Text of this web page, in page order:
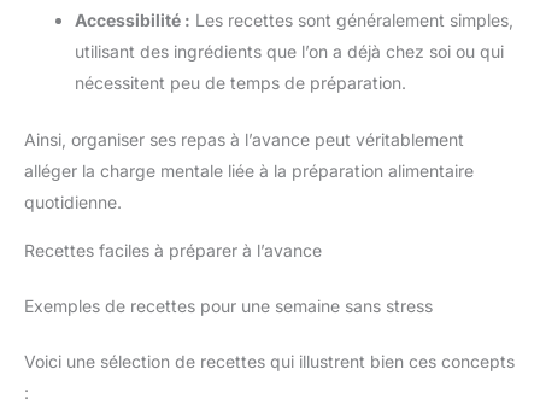
Accessibilité : Les recettes sont généralement simples,
utilisant des ingrédients que l’on a déjà chez soi ou qui
nécessitent peu de temps de préparation.
Ainsi, organiser ses repas à l’avance peut véritablement
alléger la charge mentale liée à la préparation alimentaire
quotidienne.
Recettes faciles à préparer à l’avance
Exemples de recettes pour une semaine sans stress
Voici une sélection de recettes qui illustrent bien ces concepts
: